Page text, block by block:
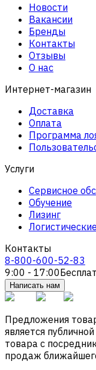
Новости
Вакансии
Бренды
Контакты
Отзывы
О нас
Интернет-магазин
Доставка
Оплата
Программа
Услуги
Сервисное
Обучение
Лизинг
Контакты
8-800-600-52-83
9:00 - 17:00
Написать нам
Предложения
является
товара с
продаж